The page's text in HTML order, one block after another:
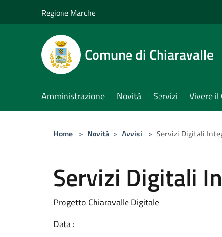
Regione Marche
Comune di Chiaravalle
Amministrazione Novità Servizi Vivere il
Home > Novità > Avvisi > Servizi Digitali
Servizi Digitali
Progetto Chiaravalle Digitale
Data :